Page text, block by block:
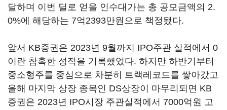
달하며 이번 딜로 얻을 인수대가는 총 공모금액의 2.
0%에 해당하는 7억2393만원으로 책정됐다.
앞서 KB증권은 2023년 9월까지 IPO주관 실적에서 0
이란 참혹한 성적을 기록했었다. 하지만 하반기부터
중소형주를 중심으로 차분히 트랙레코드를 쌓아갔고
올해 마지막 상장 종목인 DS상장이 마무리되면 KB
증권은 2023년 IPO시장 주관실적에서 7000억원 고